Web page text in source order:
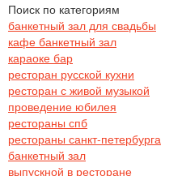
Поиск по категориям
банкетный зал для свадьбы
кафе банкетный зал
караоке бар
ресторан русской кухни
ресторан с живой музыкой
проведение юбилея
рестораны спб
рестораны санкт-петербурга
банкетный зал
выпускной в ресторане